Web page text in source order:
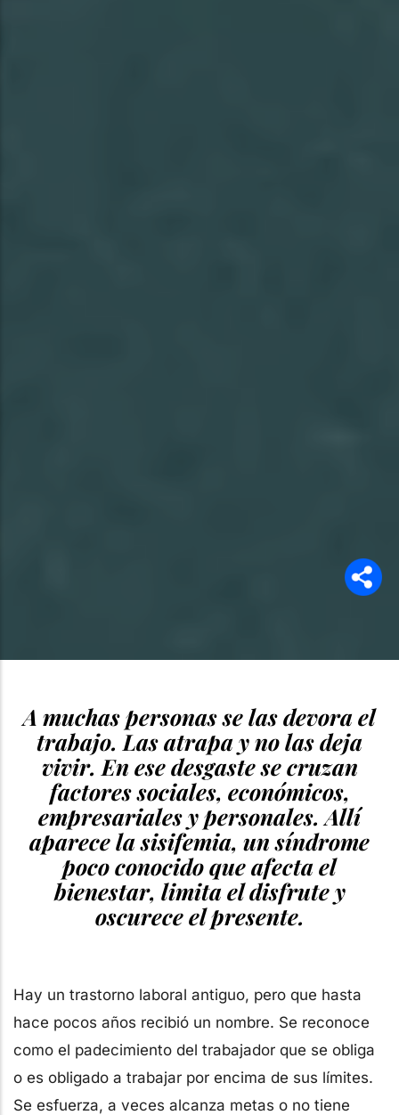
A muchas personas se las devora el
trabajo. Las atrapa y no las deja
vivir. En ese desgaste se cruzan
factores sociales, económicos,
empresariales y personales. Allí
aparece la sisifemia, un síndrome
poco conocido que afecta el
bienestar, limita el disfrute y
oscurece el presente.
Hay un trastorno laboral antiguo, pero que hasta
hace pocos años recibió un nombre. Se reconoce
como el padecimiento del trabajador que se obliga
o es obligado a trabajar por encima de sus límites.
Se esfuerza, a veces alcanza metas o no tiene